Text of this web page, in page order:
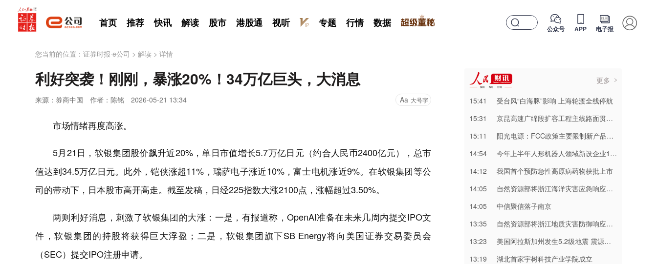
首页 推荐 快讯 解读 股市 港股通 视听 专题 行情 数据 公众号 APP 电子报
您当前的位置： 证券时报·e公司 > 解读 > 详情
利好突袭！刚刚，暴涨20%！34万亿巨头，大消息
来源：券商中国 作者：陈铭 2026-05-21 13:34 Aa 大号字
市场情绪再度高涨。
5月21日，软银集团股价飙升近20%，单日市值增长5.7万亿日元（约合人民币2400亿元），总市
值达到34.5万亿日元。此外，铠侠涨超11%，瑞萨电子涨近10%，富士电机涨近9%。在软银集团等公
司的带动下，日本股市高开高走。截至发稿，日经225指数大涨2100点，涨幅超过3.50%。
两则利好消息，刺激了软银集团的大涨：一是，有报道称，OpenAI准备在未来几周内提交IPO文
件，软银集团的持股将获得巨大浮盈；二是，软银集团旗下SB Energy将向美国证券交易委员会
（SEC）提交IPO注册申请。
更多
15:41
受台风“白海豚”影响 上海轮渡全线停航
15:31
京昆高速广绵段扩容工程主线路面贯通过半
15:11
阳光电源：FCC政策主要限制新产品认证 公司目前在美销售的光伏逆变器、储能系统不受影响
14:54
今年上半年人形机器人领域新设企业11.6万户
14:12
我国首个预防急性高原病药物获批上市
14:05
自然资源部将浙江海洋灾害应急响应升级为二级，福建上海海洋灾害应急响应升级为三级
14:05
中信聚信落子南京
13:35
自然资源部将浙江地质灾害防御响应提升至Ⅲ级，对安徽启动Ⅳ级响应
13:23
美国阿拉斯加州发生5.2级地震 震源深度10千米
13:19
湖北首家宇树科技产业学院成立